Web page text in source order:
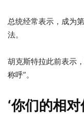
总统经常表示，成为
法。
胡克斯特拉此前表示
称呼”。
‘你们的相